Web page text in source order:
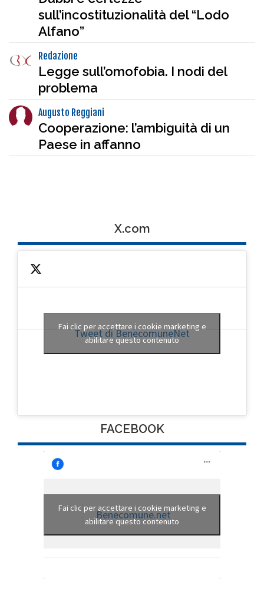
sull’incostituzionalità del “Lodo
Alfano”
Redazione
Legge sull’omofobia. I nodi del
problema
Augusto Reggiani
Cooperazione: l’ambiguità di un
Paese in affanno
X.com
Tweet di BenecomuneNet
Fai clic per accettare i cookie marketing e
abilitare questo contenuto
FACEBOOK
Benecomune.net
Fai clic per accettare i cookie marketing e
abilitare questo contenuto